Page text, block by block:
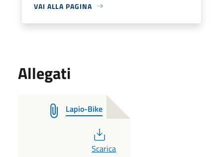
VAI ALLA PAGINA
Allegati
Lapio-Bike
PDF
Scarica